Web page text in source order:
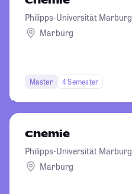
Philipps-Universität Marburg
Marburg
Master 4 Semester
Chemie
Philipps-Universität Marburg
Marburg